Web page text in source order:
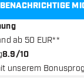
BENACHRICHTIGE
ab 50 EUR**
8.9/10
unserem